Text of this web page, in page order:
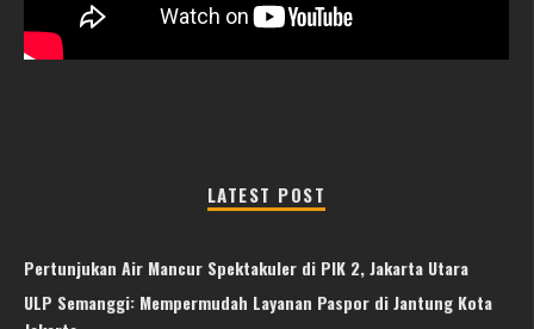
LATEST POST
Pertunjukan Air Mancur Spektakuler di PIK 2, Jakarta Utara
ULP Semanggi: Mempermudah Layanan Paspor di Jantung Kota